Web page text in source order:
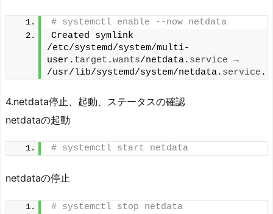
# systemctl enable --now netdata
Created symlink
/etc/systemd/system/multi-
user. target .wants/netdata. service →
/usr/lib/systemd/system/netdata. service .
4.netdata停止、起動、ステータスの確認
netdataの起動
# systemctl start netdata
netdataの停止
# systemctl stop netdata